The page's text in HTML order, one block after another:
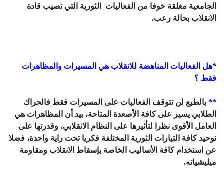
الجامعية مغلقة خوفا من الفعاليات الثورية التي تصيب قادة
الانقلاب بحالة رعب.
*هل الفعاليات المناهضة للانقلاب هي المسيرات والمظاهرات
فقط ؟
** بالطبع لن تتوقف الفعاليات على المسيرات فقط فالحراك
الطلابي يسير على كافة الأصعدة المتاحة، بيد أن المظاهرات هي
العامل الأقوى نظرا لتأثيرها على النظام الانقلابي، وقدرتها على
توحيد كافة التيارات الثورية المختلفة فكريا تحت راية واحدة، فضلا
عن استخدام كافة الأساليب الخاصة بإسقاط الانقلاب ومقاومة
ميليشياته.